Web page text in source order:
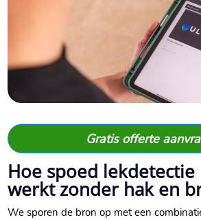
Gratis offerte
Hoe spoed
werkt zonder hak en
We sporen de bron op met een